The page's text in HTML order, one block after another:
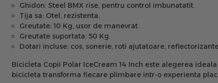
Ghidon: Steel BMX rise, pentru control imbunatatit.
Tija sa: Otel, rezistenta.
Greutate: 10 Kg, usor de manevrat.
Greutate suportata: 50 Kg.
Dotari incluse: cos, sonerie, roti ajutatoare,
Bicicleta Copii Polar IceCream 14 Inch este alegerea
bicicleta transforma fiecare plimbare intr-o experienta